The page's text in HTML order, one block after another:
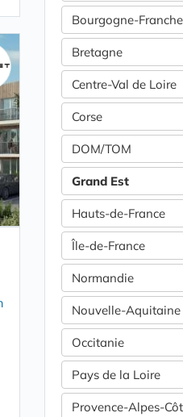
Bourgogne-
Bretagne
Centre-Val de Loire
Corse
DOM/TOM
Grand Est
Hauts-de-France
Île-de-France
Normandie
Nouvelle-Aquitaine
Occitanie
Pays de la Loire
Provence-Alpes-